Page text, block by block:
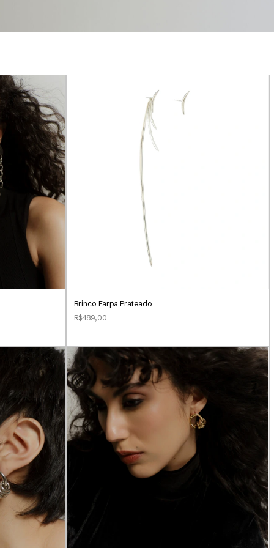
Brinco Farpa Prateado
R$489,00